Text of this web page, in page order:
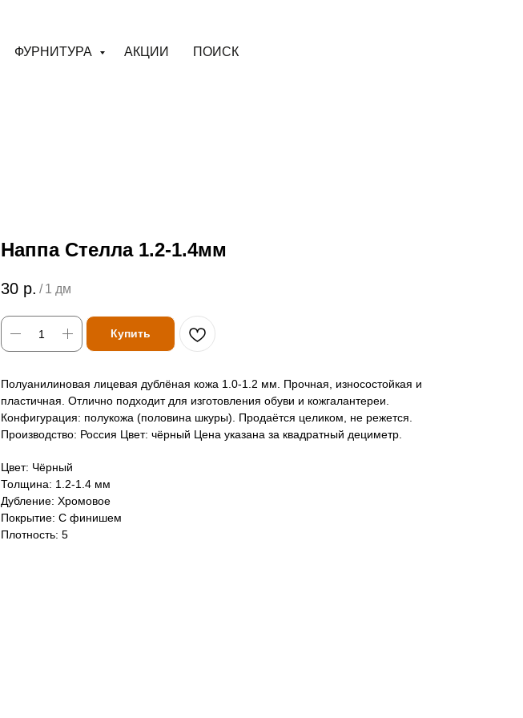
ФУРНИТУРА АКЦИИ ПОИСК
Наппа Стелла 1.2-1.4мм
30 р. / 1 дм
Купить
Полуанилиновая лицевая дублёная кожа 1.0-1.2 мм. Прочная, износостойкая и
пластичная. Отлично подходит для изготовления обуви и кожгалантереи.
Конфигурация: полукожа (половина шкуры). Продаётся целиком, не режется.
Производство: Россия Цвет: чёрный Цена указана за квадратный дециметр.
Цвет: Чёрный
Толщина: 1.2-1.4 мм
Дубление: Хромовое
Покрытие: С финишем
Плотность: 5